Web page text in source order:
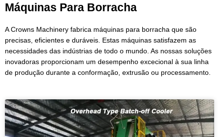
Máquinas Para Borracha
A Crowns Machinery fabrica máquinas para borracha que são
precisas, eficientes e duráveis. Estas máquinas satisfazem as
necessidades das indústrias de todo o mundo. As nossas soluções
inovadoras proporcionam um desempenho excecional à sua linha
de produção durante a conformação, extrusão ou processamento.